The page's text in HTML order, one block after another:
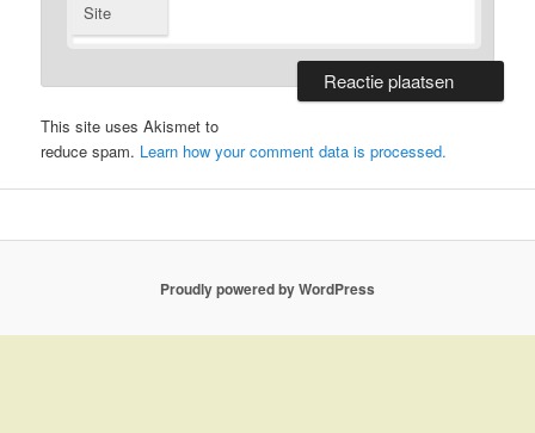
Site
This site uses Akismet to
reduce spam. Learn how your comment data is processed.
Proudly powered by WordPress